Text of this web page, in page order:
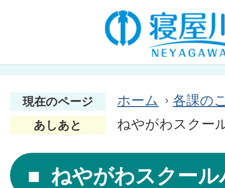
現在のページ ホーム 各課の
あしあと ねやがわスクー
ねやがわスクール